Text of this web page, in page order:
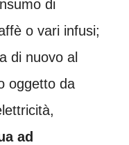
di
o vari infusi;
di nuovo al
oggetto da
ad